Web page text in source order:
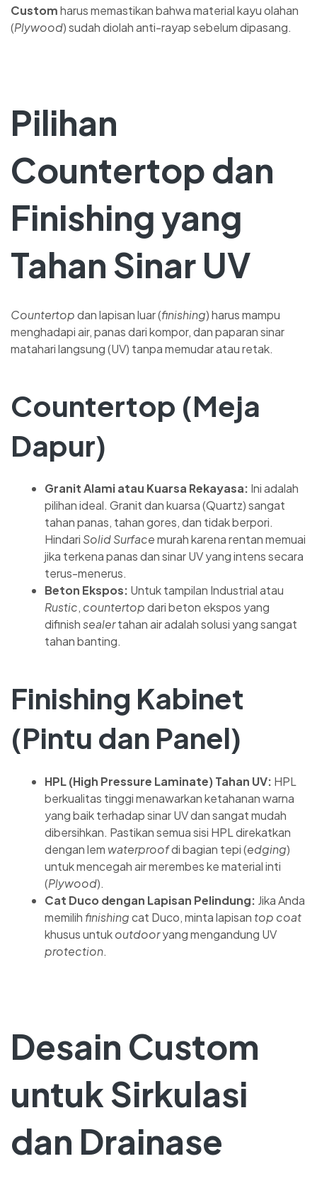
Customharus memastikan bahwa material kayu olahan
(Plywood) sudah diolah anti-rayap sebelum dipasang.
Pilihan
Countertop dan
Finishing yang
Tahan Sinar UV
Countertopdan lapisan luar (finishing) harus mampu
menghadapi air, panas dari kompor, dan paparan sinar
matahari langsung (UV) tanpa memudar atau retak.
Countertop (Meja
Dapur)
Granit Alami atau Kuarsa Rekayasa: Ini adalah
pilihan ideal. Granit dan kuarsa (Quartz) sangat
tahan panas, tahan gores, dan tidak berpori.
Hindari Solid Surfacemurah karena rentan memuai
jika terkena panas dan sinar UV yang intens secara
terus-menerus.
Beton Ekspos: Untuk tampilan Industrial atau
Rustic, countertopdari beton ekspos yang
difinishsealertahan air adalah solusi yang sangat
tahan banting.
Finishing Kabinet
(Pintu dan Panel)
HPL (High Pressure Laminate) Tahan UV: HPL
berkualitas tinggi menawarkan ketahanan warna
yang baik terhadap sinar UV dan sangat mudah
dibersihkan. Pastikan semua sisi HPL direkatkan
dengan lem waterproofdi bagian tepi (edging)
untuk mencegah air merembes ke material inti
(Plywood).
Cat Duco dengan Lapisan Pelindung: Jika Anda
memilih finishingcat Duco, minta lapisan top coat
khusus untukoutdooryang mengandung UV
protection.
Desain Custom
untuk Sirkulasi
dan Drainase